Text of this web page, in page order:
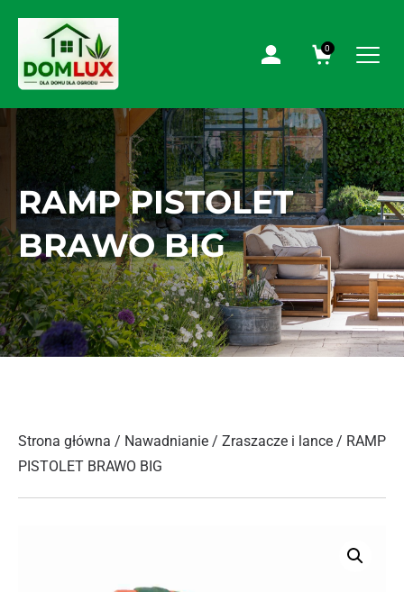
0
RAMP PISTOLET
BRAWO BIG
Strona główna / Nawadnianie / Zraszacze i lance / RAMP
PISTOLET BRAWO BIG